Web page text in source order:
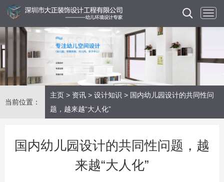
当前位置：
主页 > 资讯 > 设计知识 > 国内幼儿园设计的共同性问
题，越来越“大人化”
国内幼儿园设计的共同性问题，越
来越“大人化”